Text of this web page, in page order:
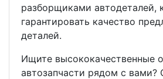
разборщиками автодеталей,
гарантировать качество
деталей.
Ищите высококачественные
автозапчасти рядом с